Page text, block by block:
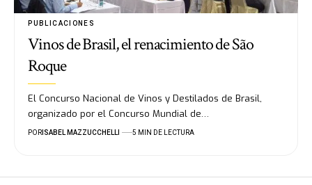
PUBLICACIONES
Vinos de Brasil, el renacimiento de São
Roque
El Concurso Nacional de Vinos y Destilados de Brasil,
organizado por el Concurso Mundial de…
POR ISABEL MAZZUCCHELLI 5 MIN DE LECTURA